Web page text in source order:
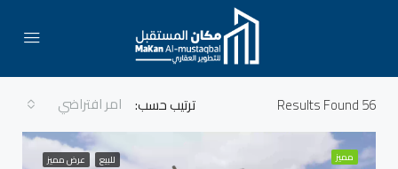
56 ترتيب حسب: امر افتراضي
مميز للبيع عرض مميز